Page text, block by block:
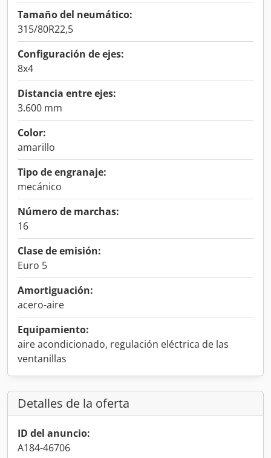
Tamaño del neumático:
315/80R22,5
Configuración de ejes:
8x4
Distancia entre ejes:
3.600 mm
Color:
amarillo
Tipo de engranaje:
mecánico
Número de marchas:
16
Clase de emisión:
Euro 5
Amortiguación:
acero-aire
Equipamiento:
aire acondicionado, regulación eléctrica de las
ventanillas
Detalles de la oferta
ID del anuncio:
A184-46706